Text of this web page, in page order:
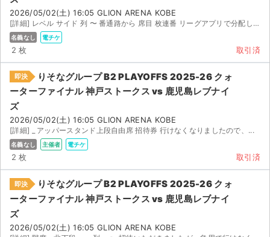
2026/05/02(土) 16:05 GLION ARENA KOBE
[詳細] レベル サイド 列 〜 番通路から 席目 枚連番 リーグアプリで分配します...
名義なし 電チケ
2 枚 取引済
即決
りそなグループ B2 PLAYOFFS 2025-26 クォ
ーターファイナル 神戸ストークス vs 鹿児島レブナイ
ズ
2026/05/02(土) 16:05 GLION ARENA KOBE
[詳細] _ アッパースタンド上段自由席 招待券 行けなくなりましたので、...
名義なし 主催者 電チケ
2 枚 取引済
即決
りそなグループ B2 PLAYOFFS 2025-26 クォ
ーターファイナル 神戸ストークス vs 鹿児島レブナイ
ズ
2026/05/02(土) 16:05 GLION ARENA KOBE